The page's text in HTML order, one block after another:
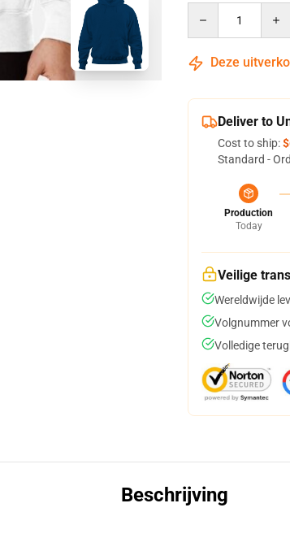
Deze
Deliver to
Cost to ship:
Standard -
Production
Today
Veilige
Wereldwijde
Volgnummer
Volledige
Beschrijving